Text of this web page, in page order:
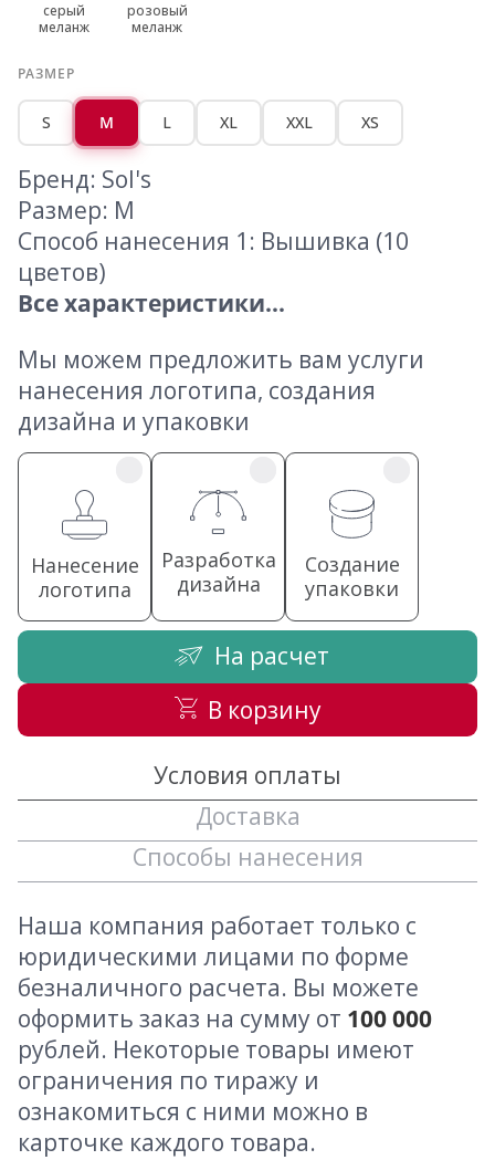
серый
меланж
розовый
меланж
РАЗМЕР
S M L XL XXL XS
Бренд: Sol's
Размер: M
Способ нанесения 1: Вышивка (10
цветов)
Все характеристики...
Мы можем предложить вам услуги
нанесения логотипа, создания
дизайна и упаковки
Нанесение
логотипа
Разработка
дизайна
Создание
упаковки
На расчет
В корзину
Условия оплаты
Доставка
Способы нанесения
Наша компания работает только с
юридическими лицами по форме
безналичного расчета. Вы можете
оформить заказ на сумму от 100 000
рублей. Некоторые товары имеют
ограничения по тиражу и
ознакомиться с ними можно в
карточке каждого товара.